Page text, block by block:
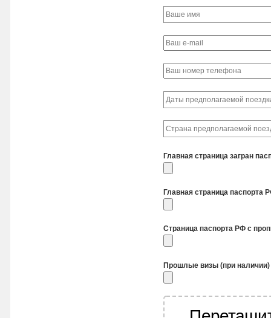
Главная страница загран
Главная страница паспорта
Страница паспорта РФ с
Прошлые визы (при наличии)